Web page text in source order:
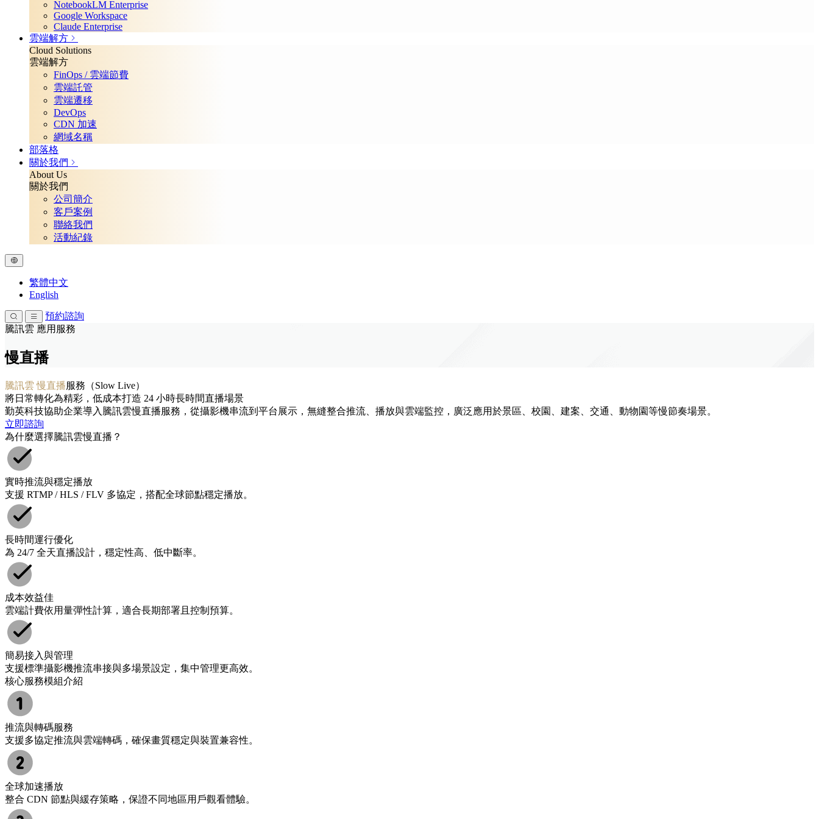
NotebookLM Enterprise
Google Workspace
Claude Enterprise
雲端解方
Cloud Solutions
雲端解方
FinOps / 雲端節費
雲端託管
雲端遷移
DevOps
CDN 加速
網域名稱
部落格
關於我們
About Us
關於我們
公司簡介
客戶案例
聯絡我們
活動紀錄
繁體中文
English
預約諮詢
騰訊雲 應用服務
慢直播
騰訊雲 慢直播服務（Slow Live）
將日常轉化為精彩，低成本打造 24 小時長時間直播場景
勤英科技協助企業導入騰訊雲慢直播服務，從攝影機串流到平台展示，無縫整合推流、播放與雲端監控，廣泛應用於景區、校園、建案、交通、動物園等慢節奏場景。
立即諮詢
為什麼選擇騰訊雲慢直播？
實時推流與穩定播放
支援 RTMP / HLS / FLV 多協定，搭配全球節點穩定播放。
長時間運行優化
為 24/7 全天直播設計，穩定性高、低中斷率。
成本效益佳
雲端計費依用量彈性計算，適合長期部署且控制預算。
簡易接入與管理
支援標準攝影機推流串接與多場景設定，集中管理更高效。
核心服務模組介紹
推流與轉碼服務
支援多協定推流與雲端轉碼，確保畫質穩定與裝置兼容性。
全球加速播放
整合 CDN 節點與緩存策略，保證不同地區用戶觀看體驗。